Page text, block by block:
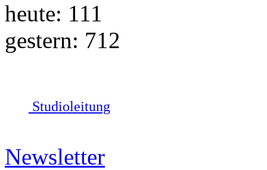
heute: 111
gestern: 712
Studioleitung
Newsletter